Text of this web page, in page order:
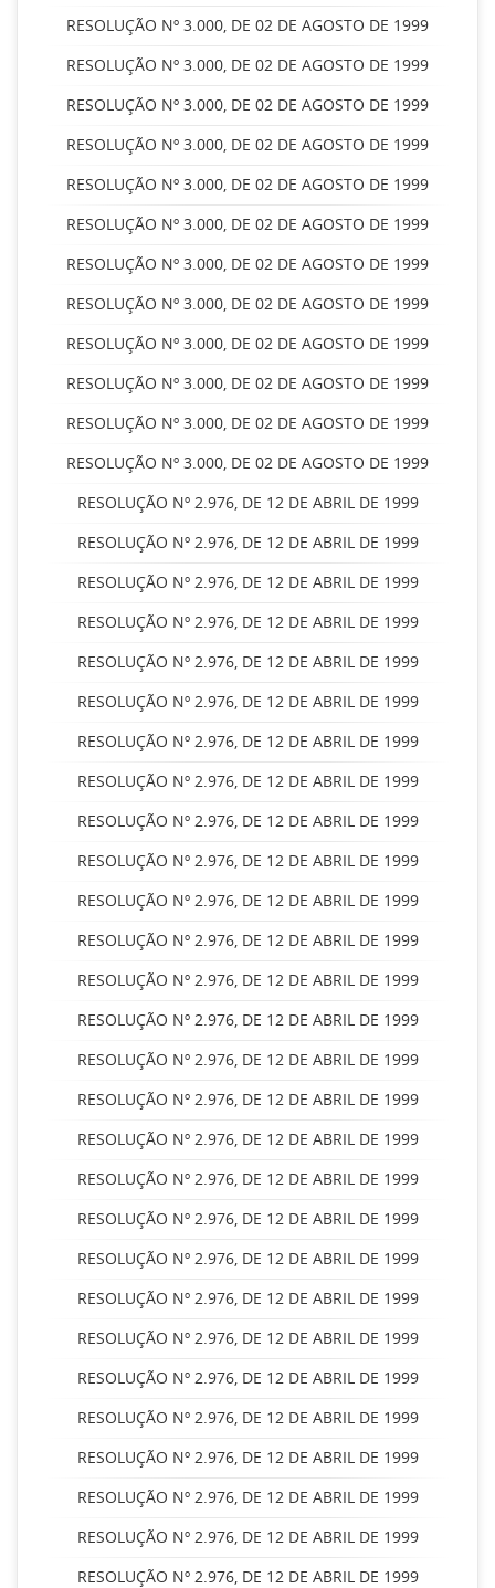
RESOLUÇÃO Nº 3.000, DE 02 DE AGOSTO DE 1999
RESOLUÇÃO Nº 3.000, DE 02 DE AGOSTO DE 1999
RESOLUÇÃO Nº 3.000, DE 02 DE AGOSTO DE 1999
RESOLUÇÃO Nº 3.000, DE 02 DE AGOSTO DE 1999
RESOLUÇÃO Nº 3.000, DE 02 DE AGOSTO DE 1999
RESOLUÇÃO Nº 3.000, DE 02 DE AGOSTO DE 1999
RESOLUÇÃO Nº 3.000, DE 02 DE AGOSTO DE 1999
RESOLUÇÃO Nº 3.000, DE 02 DE AGOSTO DE 1999
RESOLUÇÃO Nº 3.000, DE 02 DE AGOSTO DE 1999
RESOLUÇÃO Nº 3.000, DE 02 DE AGOSTO DE 1999
RESOLUÇÃO Nº 3.000, DE 02 DE AGOSTO DE 1999
RESOLUÇÃO Nº 3.000, DE 02 DE AGOSTO DE 1999
RESOLUÇÃO Nº 2.976, DE 12 DE ABRIL DE 1999
RESOLUÇÃO Nº 2.976, DE 12 DE ABRIL DE 1999
RESOLUÇÃO Nº 2.976, DE 12 DE ABRIL DE 1999
RESOLUÇÃO Nº 2.976, DE 12 DE ABRIL DE 1999
RESOLUÇÃO Nº 2.976, DE 12 DE ABRIL DE 1999
RESOLUÇÃO Nº 2.976, DE 12 DE ABRIL DE 1999
RESOLUÇÃO Nº 2.976, DE 12 DE ABRIL DE 1999
RESOLUÇÃO Nº 2.976, DE 12 DE ABRIL DE 1999
RESOLUÇÃO Nº 2.976, DE 12 DE ABRIL DE 1999
RESOLUÇÃO Nº 2.976, DE 12 DE ABRIL DE 1999
RESOLUÇÃO Nº 2.976, DE 12 DE ABRIL DE 1999
RESOLUÇÃO Nº 2.976, DE 12 DE ABRIL DE 1999
RESOLUÇÃO Nº 2.976, DE 12 DE ABRIL DE 1999
RESOLUÇÃO Nº 2.976, DE 12 DE ABRIL DE 1999
RESOLUÇÃO Nº 2.976, DE 12 DE ABRIL DE 1999
RESOLUÇÃO Nº 2.976, DE 12 DE ABRIL DE 1999
RESOLUÇÃO Nº 2.976, DE 12 DE ABRIL DE 1999
RESOLUÇÃO Nº 2.976, DE 12 DE ABRIL DE 1999
RESOLUÇÃO Nº 2.976, DE 12 DE ABRIL DE 1999
RESOLUÇÃO Nº 2.976, DE 12 DE ABRIL DE 1999
RESOLUÇÃO Nº 2.976, DE 12 DE ABRIL DE 1999
RESOLUÇÃO Nº 2.976, DE 12 DE ABRIL DE 1999
RESOLUÇÃO Nº 2.976, DE 12 DE ABRIL DE 1999
RESOLUÇÃO Nº 2.976, DE 12 DE ABRIL DE 1999
RESOLUÇÃO Nº 2.976, DE 12 DE ABRIL DE 1999
RESOLUÇÃO Nº 2.976, DE 12 DE ABRIL DE 1999
RESOLUÇÃO Nº 2.976, DE 12 DE ABRIL DE 1999
RESOLUÇÃO Nº 2.976, DE 12 DE ABRIL DE 1999